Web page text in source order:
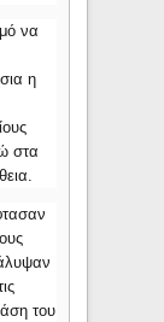
να
η
στα
του